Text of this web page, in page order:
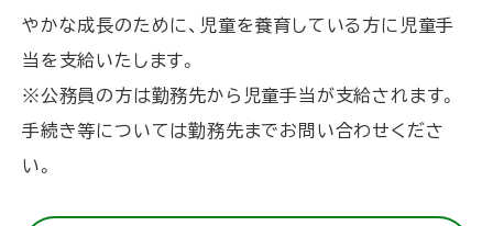
やかな成長のために、児童を養育している方に児童手
当を支給いたします。
※公務員の方は勤務先から児童手当が支給されます。
手続き等については勤務先までお問い合わせくださ
い。